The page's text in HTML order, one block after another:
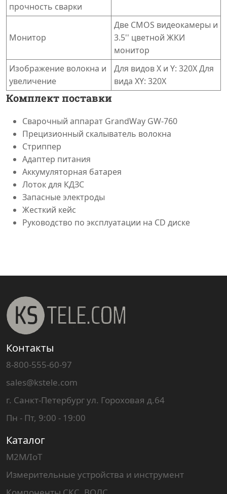
прочность сварки
Монитор
Две CMOS видеокамеры и
3.5'' цветной ЖКИ
монитор
Изображение волокна и
увеличение
Для видов X и Y: 320X Для
вида XY: 320Х
Комплект поставки
Сварочный аппарат GrandWay GW-760
Прецизионный скалыватель волокна
Стриппер
Адаптер питания
Аккумуляторная батарея
Лоток для КДЗС
Запасные электроды
Жесткий кейс
Руководство по эксплуатации на CD диске
Каталог
M2M/IoT
Измерительные устройства и инструмент
Контакты
8-800-555-60-97
sales@kstele.com
г. Санкт-Петербург ул. Гороховая д.64
Пн - Пт, 9:00 - 19:00